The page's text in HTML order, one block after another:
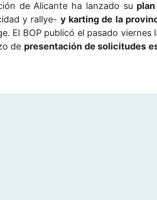
de Alicante ha lanzado su
y rallye- y karting de la
El BOP publicó el pasado viernes
de presentación de solicitudes